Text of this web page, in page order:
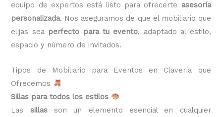
equipo de expertos está listo para ofrecerte asesoría
personalizada. Nos aseguramos de que el mobiliario que
elijas sea perfecto para tu evento, adaptado al estilo,
espacio y número de invitados.
Tipos de Mobiliario para Eventos en Clavería que
Ofrecemos
Sillas para todos los estilos
Las sillasson un elemento esencial en cualquier